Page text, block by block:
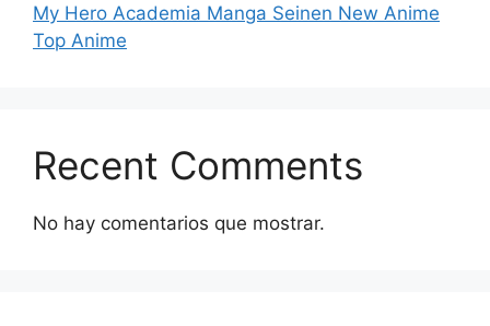
My Hero Academia Manga Seinen New Anime
Top Anime
Recent Comments
No hay comentarios que mostrar.